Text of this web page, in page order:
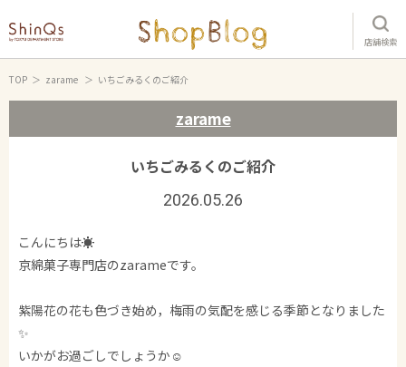
店舗検索
TOP zarame いちごみるくのご紹介
zarame
いちごみるくのご紹介
2026.05.26
こんにちは☀️
京綿菓子専門店のzarameです。
紫陽花の花も色づき始め，梅雨の気配を感じる季節となりました
✨
いかがお過ごしでしょうか☺️